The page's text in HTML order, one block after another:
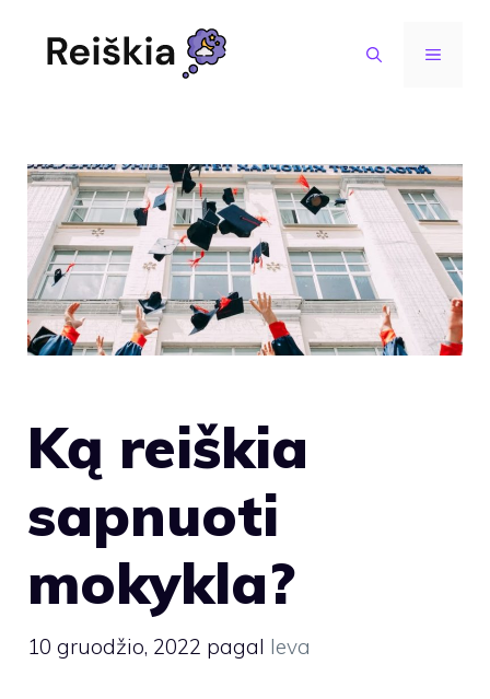
MENIU
Ką reiškia
sapnuoti
mokykla?
10 gruodžio, 2022 pagal Ieva